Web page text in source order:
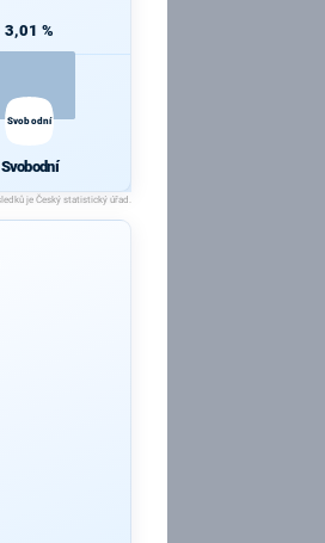
3,01 %
Svobodní
Svobodní